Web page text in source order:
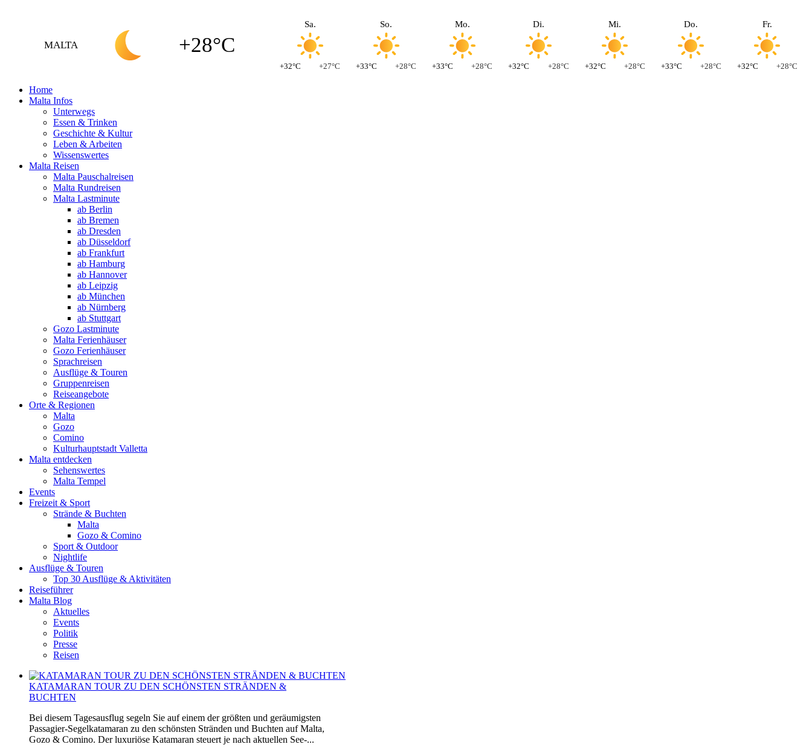
MALTA +28°C
Sa.
+32°C +27°C
So.
+33°C +28°C
Mo.
+33°C +28°C
Di.
+32°C +28°C
Mi.
+32°C +28°C
Do.
+33°C +28°C
Fr.
+32°C +28°C
Home
Malta Infos
Unterwegs
Essen & Trinken
Geschichte & Kultur
Leben & Arbeiten
Wissenswertes
Malta Reisen
Malta Pauschalreisen
Malta Rundreisen
Malta Lastminute
ab Berlin
ab Bremen
ab Dresden
ab Düsseldorf
ab Frankfurt
ab Hamburg
ab Hannover
ab Leipzig
ab München
ab Nürnberg
ab Stuttgart
Gozo Lastminute
Malta Ferienhäuser
Gozo Ferienhäuser
Sprachreisen
Ausflüge & Touren
Gruppenreisen
Reiseangebote
Orte & Regionen
Malta
Gozo
Comino
Kulturhauptstadt Valletta
Malta entdecken
Sehenswertes
Malta Tempel
Events
Freizeit & Sport
Strände & Buchten
Malta
Gozo & Comino
Sport & Outdoor
Nightlife
Ausflüge & Touren
Top 30 Ausflüge & Aktivitäten
Reiseführer
Malta Blog
Aktuelles
Events
Politik
Presse
Reisen
KATAMARAN TOUR ZU DEN SCHÖNSTEN STRÄNDEN &
BUCHTEN
Bei diesem Tagesausflug segeln Sie auf einem der größten und geräumigsten
Passagier-Segelkatamaran zu den schönsten Stränden und Buchten auf Malta,
Gozo & Comino. Der luxuriöse Katamaran steuert je nach aktuellen See-...